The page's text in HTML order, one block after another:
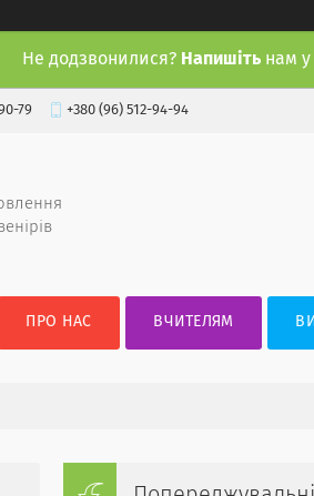
Не додзвонилися? Напишіть нам
79 +380 (96) 512-94-94
ПРО НАС ВЧИТЕЛЯМ